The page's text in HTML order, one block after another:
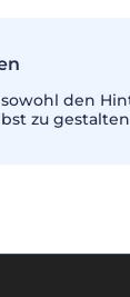
den
zu